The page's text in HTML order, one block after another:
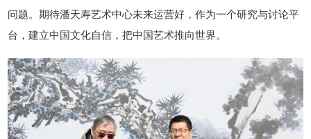
问题。期待潘天寿艺术中心未来运营好，作为一个研究与讨论平
台，建立中国文化自信，把中国艺术推向世界。